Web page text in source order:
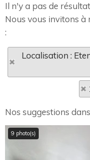
Il n'y a pas de
Nous vous invitons à
:
Localisation :
Nos suggestions
9 photo(s)